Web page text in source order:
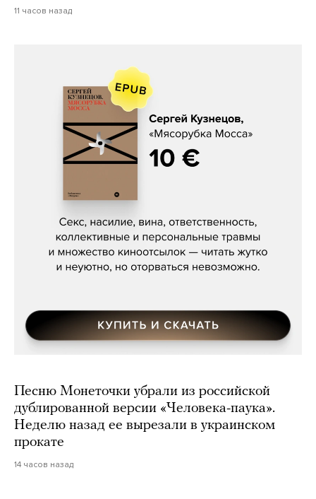
11 часов назад
Сергей Кузнецов, «Мясорубка
Песню Монеточки убрали из российской
дублированной версии «Человека-паука».
Неделю назад ее вырезали в украинском
прокате
14 часов назад